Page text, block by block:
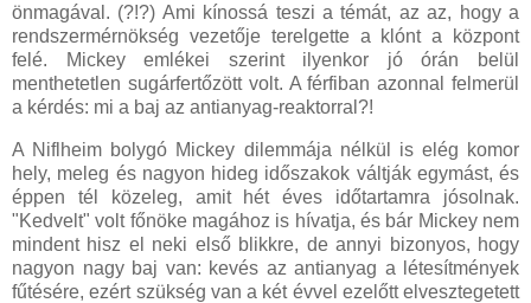
önmagával. (?!?) Ami kínossá teszi a témát, az az, hogy a
rendszermérnökség vezetője terelgette a klónt a központ
felé. Mickey emlékei szerint ilyenkor jó órán belül
menthetetlen sugárfertőzött volt. A férfiban azonnal felmerül
a kérdés: mi a baj az antianyag-reaktorral?!
A Niflheim bolygó Mickey dilemmája nélkül is elég komor
hely, meleg és nagyon hideg időszakok váltják egymást, és
éppen tél közeleg, amit hét éves időtartamra jósolnak.
"Kedvelt" volt főnöke magához is hívatja, és bár Mickey nem
mindent hisz el neki első blikkre, de annyi bizonyos, hogy
nagyon nagy baj van: kevés az antianyag a létesítmények
fűtésére, ezért szükség van a két évvel ezelőtt elvesztegetett